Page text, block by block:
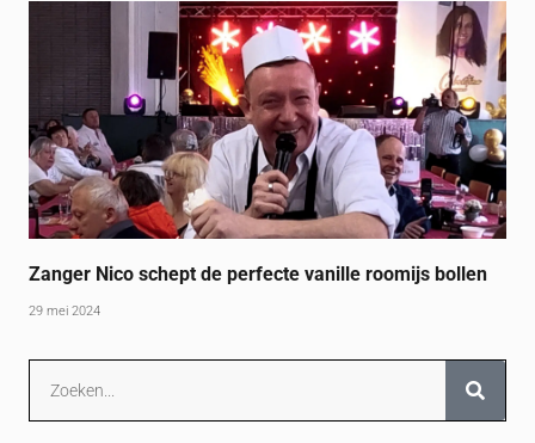
Zanger Nico schept de perfecte vanille roomijs bollen
29 mei 2024